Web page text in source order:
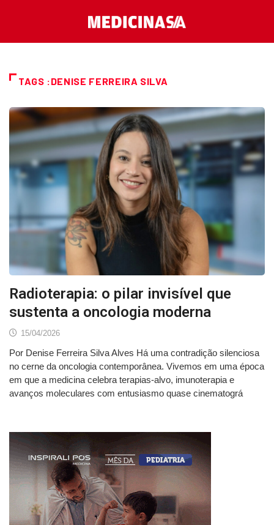
TAGS :DENISE FERREIRA SILVA
Radioterapia: o pilar invisível que
sustenta a oncologia moderna
15/04/2026
Por Denise Ferreira Silva Alves Há uma contradição silenciosa
no cerne da oncologia contemporânea. Vivemos em uma época
em que a medicina celebra terapias-alvo, imunoterapia e
avanços moleculares com entusiasmo quase cinematográ